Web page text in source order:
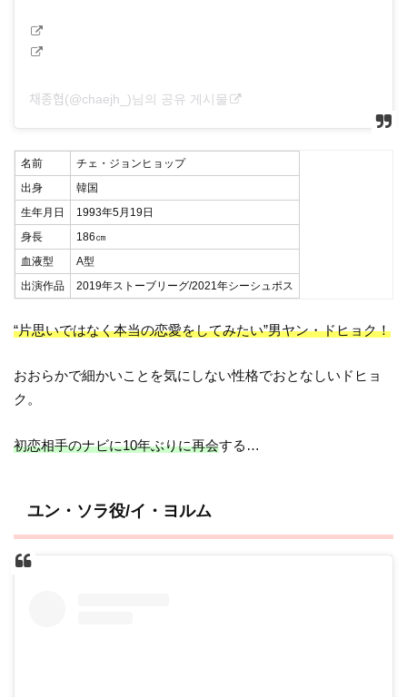
채종협(@chaejh_)님의 공유 게시물
名前
チェ・ジョンヒョップ
出身
韓国
生年月日
1993年5月19日
身長
186㎝
血液型
A型
出演作品
2019年ストーブリーグ/2021年シーシュポス
“片思いではなく本当の恋愛をしてみたい”男ヤン・ドヒョク！
おおらかで細かいことを気にしない性格でおとなしいドヒョ
ク。
初恋相手のナビに10年ぶりに再会する…
ユン・ソラ役/イ・ヨルム